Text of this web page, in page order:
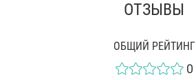
ОТЗЫВЫ
ОБЩИЙ РЕЙТИНГ
0